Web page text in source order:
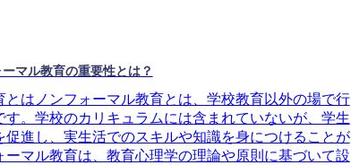
マル教育の重要性とは？
とはノンフォーマル教育とは、学校教育以外の場で行
す。学校のカリキュラムには含まれていないが、学生
促進し、実生活でのスキルや知識を身につけることが
ーマル教育は、教育心理学の理論や原則に基づいて設